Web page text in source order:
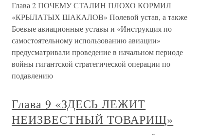
Глава 2 ПОЧЕМУ СТАЛИН ПЛОХО КОРМИЛ
«КРЫЛАТЫХ ШАКАЛОВ» Полевой устав, а также
Боевые авиационные уставы и «Инструкция по
самостоятельному использованию авиации»
предусматривали проведение в начальном периоде
войны гигантской стратегической операции по
подавлению
Глава 9 «ЗДЕСЬ ЛЕЖИТ
НЕИЗВЕСТНЫЙ ТОВАРИЩ»